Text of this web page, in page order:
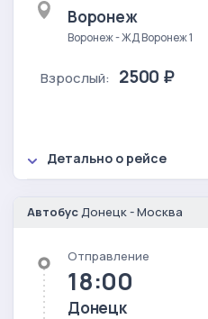
Воронеж
Воронеж - ЖД Воронеж 1
Взрослый: 2500 ₽
Детально о рейсе
АвтобусДонецк - Москва
Отправление
18:00
Донецк